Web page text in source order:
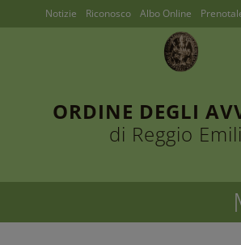
ORDINE DEGLI
di Reggio
Notizie Riconosco Albo Online